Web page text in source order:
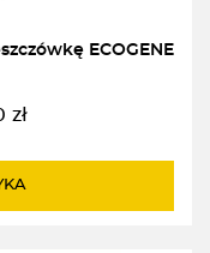
ECOGENE
zł